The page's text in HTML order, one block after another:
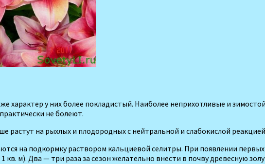
же характер у нихболее покладистый. Наиболее неприхотливые и
практически не болеют.
растут на рыхлых и плодородныхс нейтральной и слабокислой реакцией
на подкормку раствором кальциевой селитры. При появлении
м). Два — три раза за сезон жела­тельно внести в почву древес­ную золу